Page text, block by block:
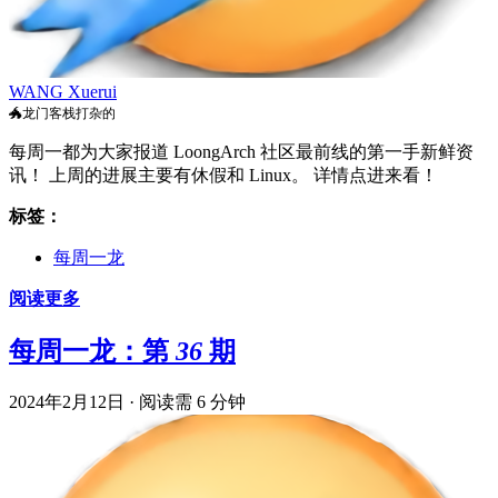
WANG Xuerui
🐲龙门客栈打杂的
每周一都为大家报道 LoongArch 社区最前线的第一手新鲜资
讯！ 上周的进展主要有休假和 Linux。 详情点进来看！
标签：
每周一龙
阅读更多
每周一龙：第 36 期
2024年2月12日 · 阅读需 6 分钟